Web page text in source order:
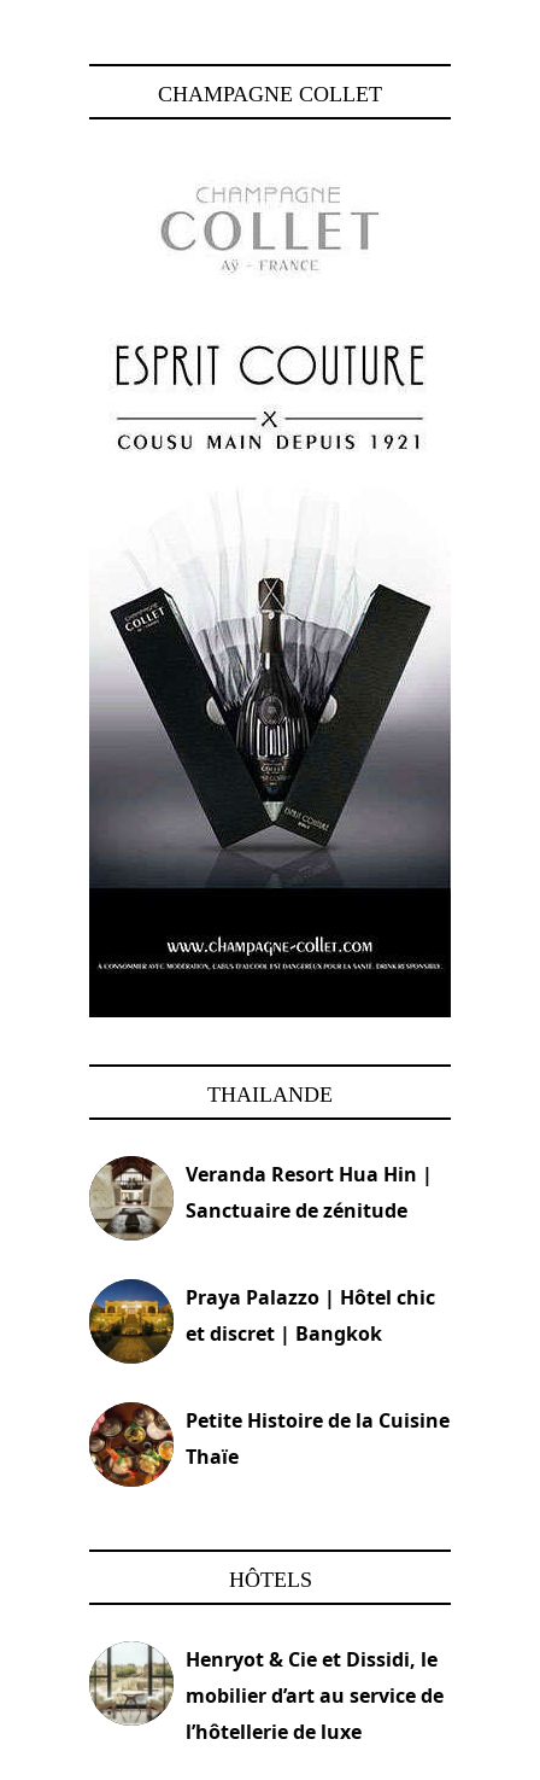
CHAMPAGNE COLLET
THAILANDE
Veranda Resort Hua Hin |
Sanctuaire de zénitude
Praya Palazzo | Hôtel chic
et discret | Bangkok
Petite Histoire de la Cuisine
Thaïe
HÔTELS
Henryot & Cie et Dissidi, le
mobilier d’art au service de
l’hôtellerie de luxe